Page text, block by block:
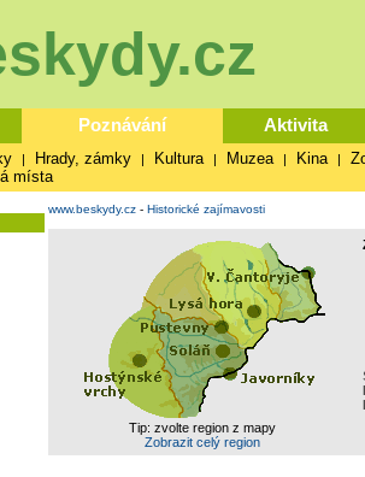
Poznávání Aktivita
| Hrady, zámky | Kultura | Muzea | Kina |
místa
www.beskydy.cz - Historické zajímavosti
Tip: zvolte region z mapy
Zobrazit celý region